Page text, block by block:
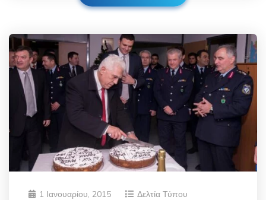
1 Ιανουαρίου, 2015 Δελτία Τύπου